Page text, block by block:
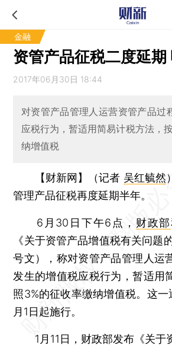
金融
资管产品征税二度延期
2017年06月30日 18:44
对资管产品管理人运营资管产品过
应税行为，暂适用简易计税方法，
纳增值税
【财新网】（记者 吴红毓然
管理产品征税再度延期半年。
6月30日下午6点， 财政部
《关于资管产品增值税有关问题
号文），称对资管产品管理人运
发生的增值税应税行为，暂适用
照3%的征收率缴纳增值税。这一
月1日起施行。
1月11日，财政部发布《关于